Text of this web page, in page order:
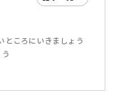
ところにいきましょう